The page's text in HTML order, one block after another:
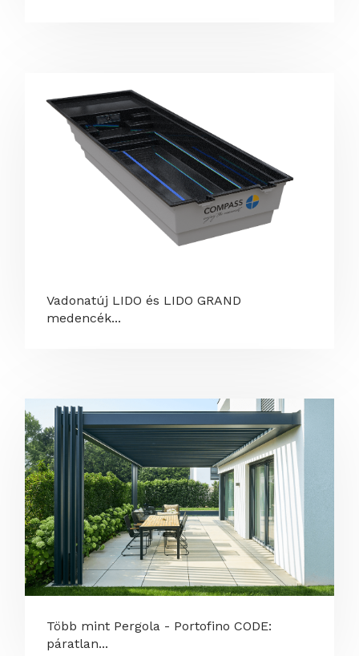
Vadonatúj LIDO és LIDO GRAND
medencék...
Több mint Pergola - Portofino CODE:
páratlan...